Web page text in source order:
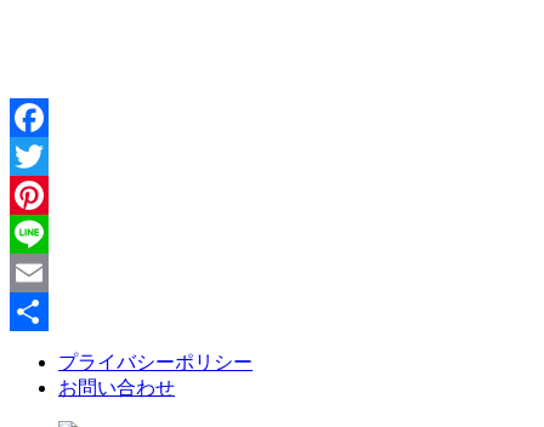
プライバシーポリシー
お問い合わせ